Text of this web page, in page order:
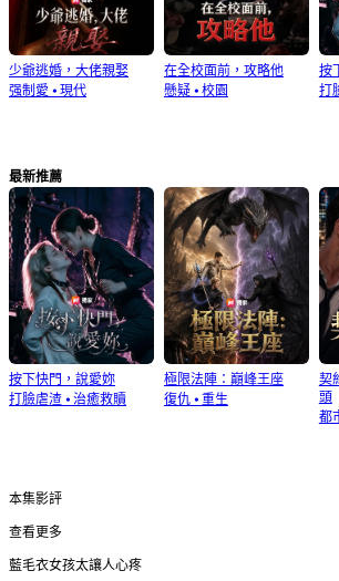
少爺逃婚，大佬親娶
强制愛 ⦁ 現代
在全校面前，攻略他
懸疑⦁ 校園
按
打
最新推薦
按下快門，說愛妳
打臉虐渣 ⦁ 治癒救贖
極限法陣：巔峰王座
復仇⦁ 重生
契
頭
都
本集影評
查看更多
藍毛衣女孩太讓人心疼